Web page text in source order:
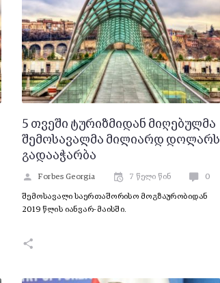
5 თვეში ტურიზმიდან მიღებულმა
შემოსავალმა მილიარდ დოლარს
გადააჭარბა
Forbes Georgia 7 წელი წინ 0
შემოსავალი საერთაშორისო მოგზაურობიდან
2019 წლის იანვარ-მაისში.